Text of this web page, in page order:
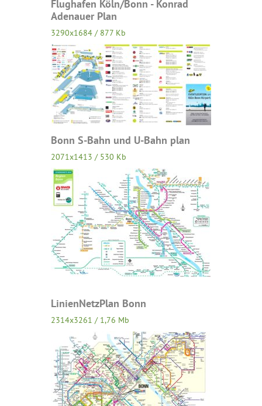
Flughafen Köln/Bonn - Konrad
Adenauer Plan
3290x1684 / 877 Kb
Bonn S-Bahn und U-Bahn plan
2071x1413 / 530 Kb
LinienNetzPlan Bonn
2314x3261 / 1,76 Mb